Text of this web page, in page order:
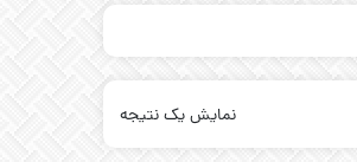
نمایش یک نتیجه